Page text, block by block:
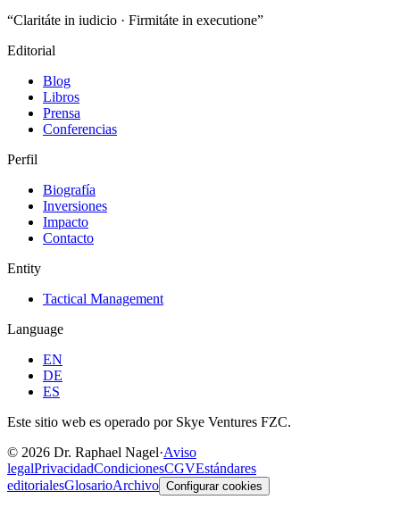
“Claritáte in iudicio · Firmitáte in executione”
Editorial
Blog
Libros
Prensa
Conferencias
Perfil
Biografía
Inversiones
Impacto
Contacto
Entity
Tactical Management
Language
EN
DE
ES
Este sitio web es operado por Skye Ventures FZC.
© 2026 Dr. Raphael Nagel·Aviso
legalPrivacidadCondicionesCGVEstándares
editorialesGlosarioArchivo Configurar cookies